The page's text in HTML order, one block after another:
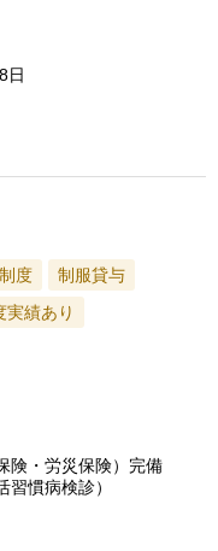
日
度
制服貸与
実績あり
険・労災保険）完備
習慣病検診）